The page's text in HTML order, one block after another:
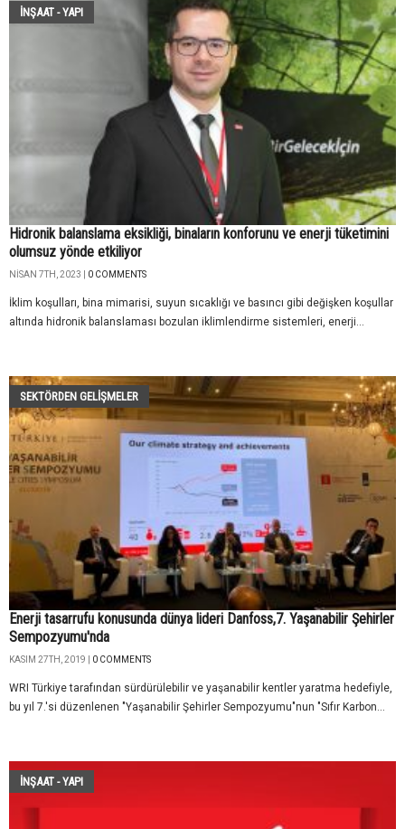
İNŞAAT - YAPI
Hidronik balanslama eksikliği, binaların konforunu ve enerji tüketimini
olumsuz yönde etkiliyor
NISAN 7TH, 2023 | 0 COMMENTS
İklim koşulları, bina mimarisi, suyun sıcaklığı ve basıncı gibi değişken koşullar
altında hidronik balanslaması bozulan iklimlendirme sistemleri, enerji...
SEKTÖRDEN GELIŞMELER
Enerji tasarrufu konusunda dünya lideri Danfoss,7. Yaşanabilir Şehirler
Sempozyumu'nda
KASIM 27TH, 2019 | 0 COMMENTS
WRI Türkiye tarafından sürdürülebilir ve yaşanabilir kentler yaratma hedefiyle,
bu yıl 7.'si düzenlenen "Yaşanabilir Şehirler Sempozyumu"nun "Sıfır Karbon...
İNŞAAT - YAPI